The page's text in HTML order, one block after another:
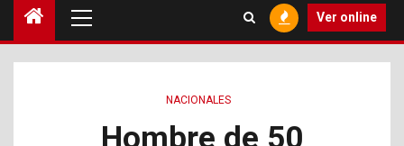
principal
Ver online
NACIONALES
Hombre de 50